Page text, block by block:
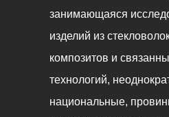
занимающаяся
изделий из
композитов и
технологий,
национальные,